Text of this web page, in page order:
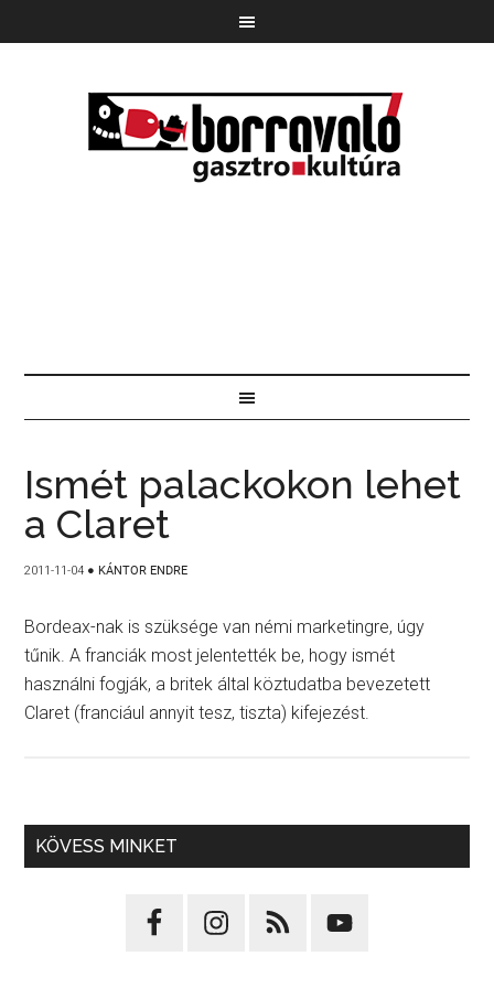
Ismét palackokon lehet
a Claret
2011-11-04 ● KÁNTOR ENDRE
Bordeax-nak is szüksége van némi marketingre, úgy
tűnik. A franciák most jelentették be, hogy ismét
használni fogják, a britek által köztudatba bevezetett
Claret (franciául annyit tesz, tiszta) kifejezést.
KÖVESS MINKET